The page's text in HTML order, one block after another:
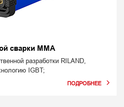
сварки MMA
разработки RILAND,
IGBT;